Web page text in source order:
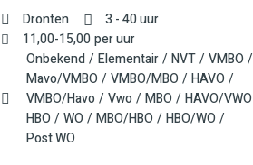
Dronten
3 - 40 uur
11,00-15,00per uur
Onbekend
Elementair NVT
VMBO
Mavo/VMBO
VMBO/MBO
HAVO
VMBO/Havo
Vwo MBO
HAVO/VWO
HBO
WO MBO/HBO
HBO/WO
Post WO